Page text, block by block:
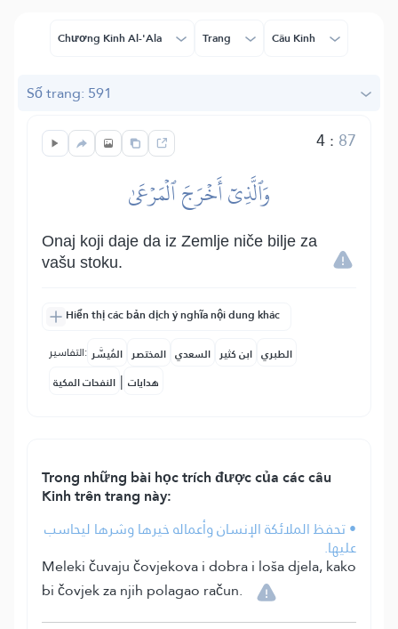
Chương Kinh Al-'Ala Trang Câu Kinh
Số trang: 591
4: 87
وَٱلَّذِيٓ أَخۡرَجَ ٱلۡمَرۡعَىٰ
Onaj koji daje da iz Zemlje niče bilje za
vašu stoku.
Hiển thị các bản dịch ý nghĩa nội dung khác
التفاسير: المُيسَّر المختصر السعدي ابن كثير الطبري
النفحات المكية | هدايات
Trong những bài học trích được của các câu
Kinh trên trang này:
• تحفظ الملائكة الإنسان وأعماله خيرها وشرها ليحاسب
عليها.
Meleki čuvaju čovjekova i dobra i loša djela, kako
bi čovjek za njih polagao račun.